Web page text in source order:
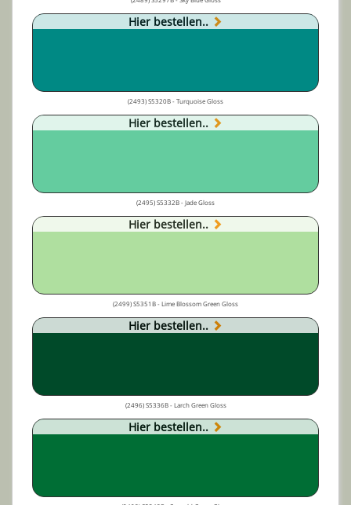
Hier bestellen..
(2493) S5320B - Turquoise Gloss
Hier bestellen..
(2495) S5332B - Jade Gloss
Hier bestellen..
(2499) S5351B - Lime Blossom Green Gloss
Hier bestellen..
(2496) S5336B - Larch Green Gloss
Hier bestellen..